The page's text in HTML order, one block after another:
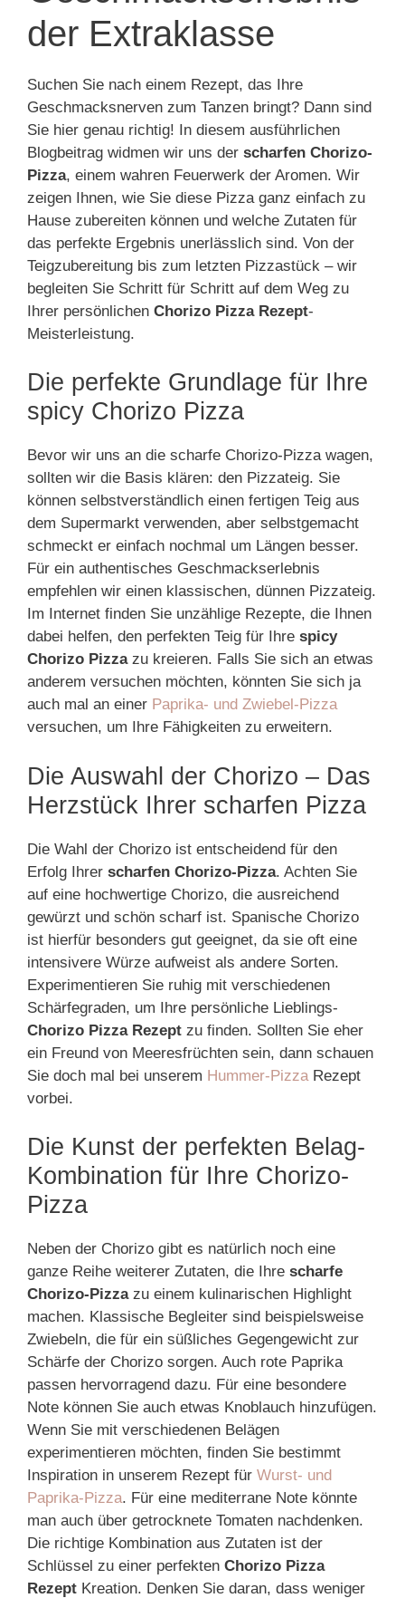
der Extraklasse
Suchen Sie nach einem Rezept, das Ihre
Geschmacksnerven zum Tanzen bringt? Dann sind
Sie hier genau richtig! In diesem ausführlichen
Blogbeitrag widmen wir uns der scharfen Chorizo-
Pizza, einem wahren Feuerwerk der Aromen. Wir
zeigen Ihnen, wie Sie diese Pizza ganz einfach zu
Hause zubereiten können und welche Zutaten für
das perfekte Ergebnis unerlässlich sind. Von der
Teigzubereitung bis zum letzten Pizzastück – wir
begleiten Sie Schritt für Schritt auf dem Weg zu
Ihrer persönlichen Chorizo Pizza Rezept-
Meisterleistung.
Die perfekte Grundlage für Ihre
spicy Chorizo Pizza
Bevor wir uns an die scharfe Chorizo-Pizza wagen,
sollten wir die Basis klären: den Pizzateig. Sie
können selbstverständlich einen fertigen Teig aus
dem Supermarkt verwenden, aber selbstgemacht
schmeckt er einfach nochmal um Längen besser.
Für ein authentisches Geschmackserlebnis
empfehlen wir einen klassischen, dünnen Pizzateig.
Im Internet finden Sie unzählige Rezepte, die Ihnen
dabei helfen, den perfekten Teig für Ihre spicy
Chorizo Pizzazu kreieren. Falls Sie sich an etwas
anderem versuchen möchten, könnten Sie sich ja
auch mal an einer Paprika- und Zwiebel-Pizza
versuchen, um Ihre Fähigkeiten zu erweitern.
Die Auswahl der Chorizo – Das
Herzstück Ihrer scharfen Pizza
Die Wahl der Chorizo ist entscheidend für den
Erfolg Ihrer scharfen Chorizo-Pizza. Achten Sie
auf eine hochwertige Chorizo, die ausreichend
gewürzt und schön scharf ist. Spanische Chorizo
ist hierfür besonders gut geeignet, da sie oft eine
intensivere Würze aufweist als andere Sorten.
Experimentieren Sie ruhig mit verschiedenen
Schärfegraden, um Ihre persönliche Lieblings-
Chorizo Pizza Rezept zu finden. Sollten Sie eher
ein Freund von Meeresfrüchten sein, dann schauen
Sie doch mal bei unserem Hummer-Pizza Rezept
vorbei.
Die Kunst der perfekten Belag-
Kombination für Ihre Chorizo-
Pizza
Neben der Chorizo gibt es natürlich noch eine
ganze Reihe weiterer Zutaten, die Ihre scharfe
Chorizo-Pizzazu einem kulinarischen Highlight
machen. Klassische Begleiter sind beispielsweise
Zwiebeln, die für ein süßliches Gegengewicht zur
Schärfe der Chorizo sorgen. Auch rote Paprika
passen hervorragend dazu. Für eine besondere
Note können Sie auch etwas Knoblauch hinzufügen.
Wenn Sie mit verschiedenen Belägen
experimentieren möchten, finden Sie bestimmt
Inspiration in unserem Rezept für Wurst- und
Paprika-Pizza. Für eine mediterrane Note könnte
man auch über getrocknete Tomaten nachdenken.
Die richtige Kombination aus Zutaten ist der
Schlüssel zu einer perfekten Chorizo Pizza
Rezept Kreation. Denken Sie daran, dass weniger